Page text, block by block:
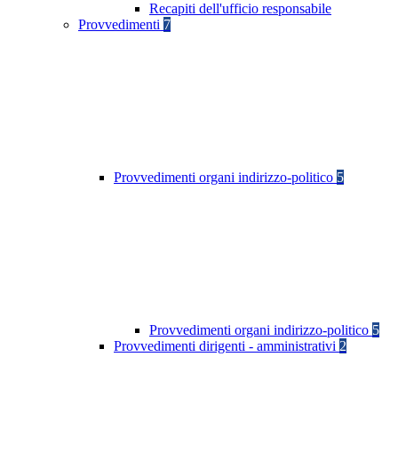
Recapiti dell'ufficio responsabile
Provvedimenti 7
Provvedimenti organi indirizzo-politico 5
Provvedimenti organi indirizzo-politico 5
Provvedimenti dirigenti - amministrativi 2